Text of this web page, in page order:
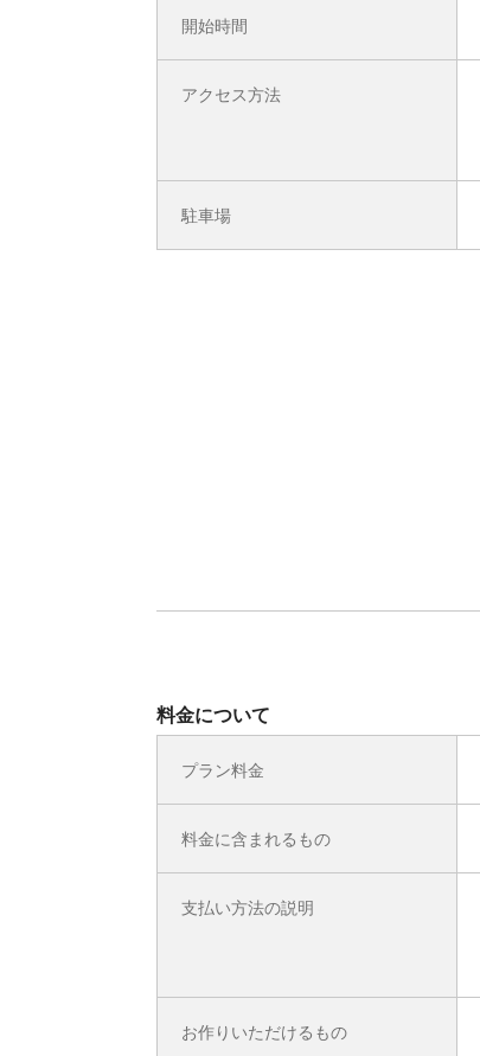
開始時間
アクセス方法
駐車場
料金について
プラン料金
料金に含まれるもの
支払い方法の説明
お作りいただけるもの